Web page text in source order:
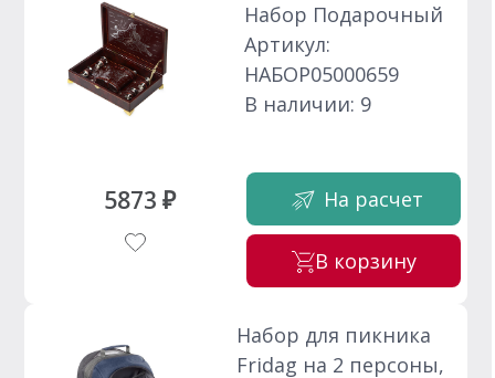
5873 ₽
Набор Подарочный
Артикул:
НАБОР05000659
В наличии: 9
На расчет
В корзину
Набор для пикника
Fridag на 2 персоны,